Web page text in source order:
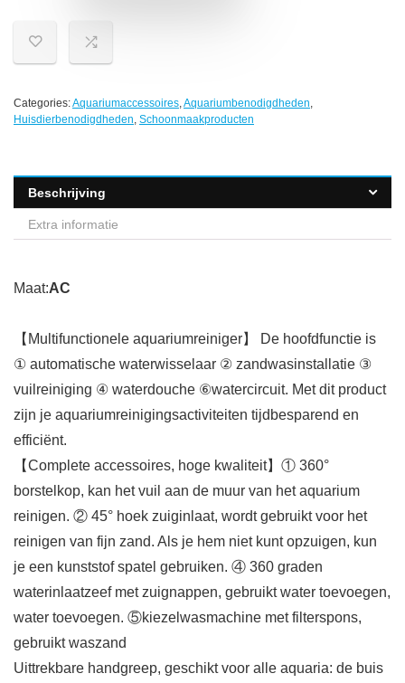
Categories:Aquariumaccessoires,Aquariumbenodigdheden,
Huisdierbenodigdheden, Schoonmaakproducten
Beschrijving
Extra informatie
Maat:AC
【Multifunctionele aquariumreiniger】 De hoofdfunctie is
① automatische waterwisselaar ② zandwasinstallatie ③
vuilreiniging ④ waterdouche ⑥watercircuit. Met dit product
zijn je aquariumreinigingsactiviteiten tijdbesparend en
efficiënt.
【Complete accessoires, hoge kwaliteit】① 360°
borstelkop, kan het vuil aan de muur van het aquarium
reinigen. ② 45° hoek zuiginlaat, wordt gebruikt voor het
reinigen van fijn zand. Als je hem niet kunt opzuigen, kun
je een kunststof spatel gebruiken. ④ 360 graden
waterinlaatzeef met zuignappen, gebruikt water toevoegen,
water toevoegen. ⑤kiezelwasmachine met filterspons,
gebruikt waszand
Uittrekbare handgreep, geschikt voor alle aquaria: de buis